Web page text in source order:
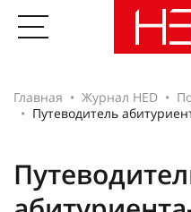
Главная Журнал HED
Путеводитель